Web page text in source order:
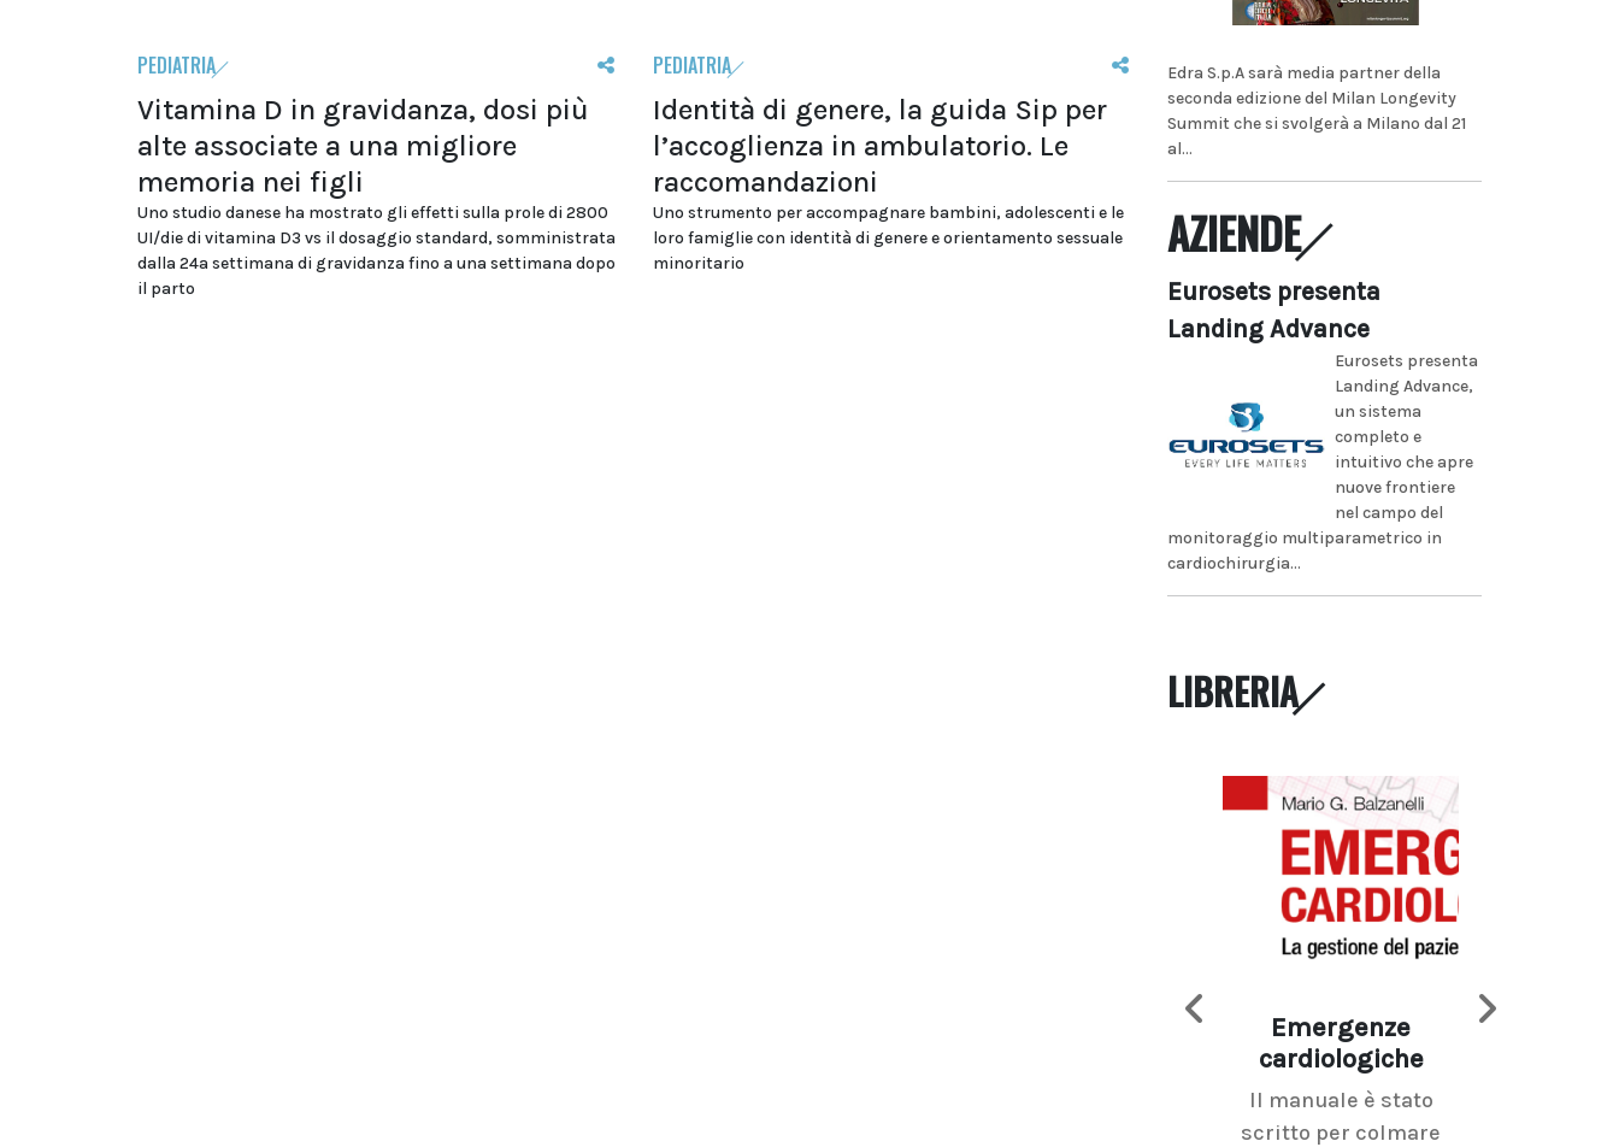
PEDIATRIA
Vitamina D in gravidanza, dosi più
alte associate a una migliore
memoria nei figli
Uno studio danese ha mostrato gli effetti sulla prole di 2800
UI/die di vitamina D3 vs il dosaggio standard, somministrata
dalla 24a settimana di gravidanza fino a una settimana dopo
il parto
PEDIATRIA
Identità di genere, la guida Sip per
l’accoglienza in ambulatorio. Le
raccomandazioni
Uno strumento per accompagnare bambini, adolescenti e le
loro famiglie con identità di genere e orientamento sessuale
minoritario
Edra S.p.A sarà media partner della
seconda edizione del Milan Longevity
Summit che si svolgerà a Milano dal 21
al...
AZIENDE
Eurosets presenta
Landing Advance
Eurosets presenta
Landing Advance,
un sistema
completo e
intuitivo che apre
nuove frontiere
nel campo del
monitoraggio multiparametrico in
cardiochirurgia...
LIBRERIA
Emergenze
cardiologiche
Il manuale è stato
scritto per colmare